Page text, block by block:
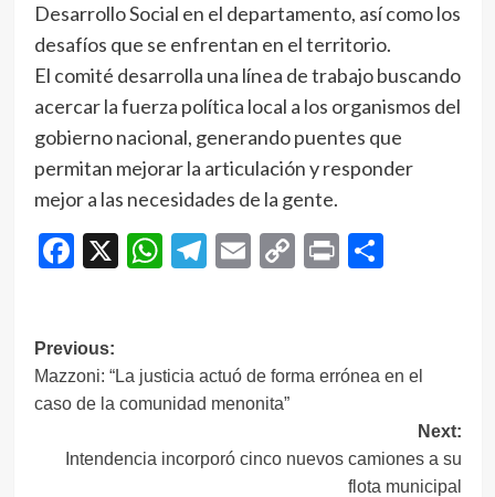
Desarrollo Social en el departamento, así como los
desafíos que se enfrentan en el territorio.
El comité desarrolla una línea de trabajo buscando
acercar la fuerza política local a los organismos del
gobierno nacional, generando puentes que
permitan mejorar la articulación y responder
mejor a las necesidades de la gente.
Facebook
X WhatsApp
Telegram
EmailCopy
Print
Navegación
de
Previous:
Mazzoni: “La justicia actuó de forma errónea en el
caso de la comunidad menonita”
Next:
Intendencia incorporó cinco nuevos camiones a su
flota municipal